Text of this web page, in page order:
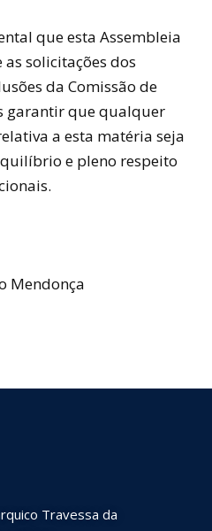
que esta Assembleia
solicitações dos
da Comissão de
garantir que qualquer
a esta matéria seja
e pleno respeito
Mendonça
Travessa da